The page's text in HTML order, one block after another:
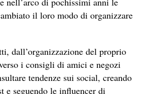
il loro modo di organizzare
dall’organizzazione del proprio
i consigli di amici e negozi
tendenze sui social, creando
e seguendo le influencer di